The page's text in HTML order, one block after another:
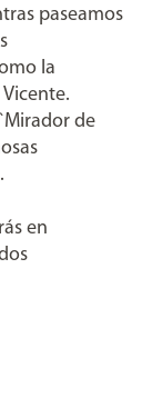
paseamos
la
de
en